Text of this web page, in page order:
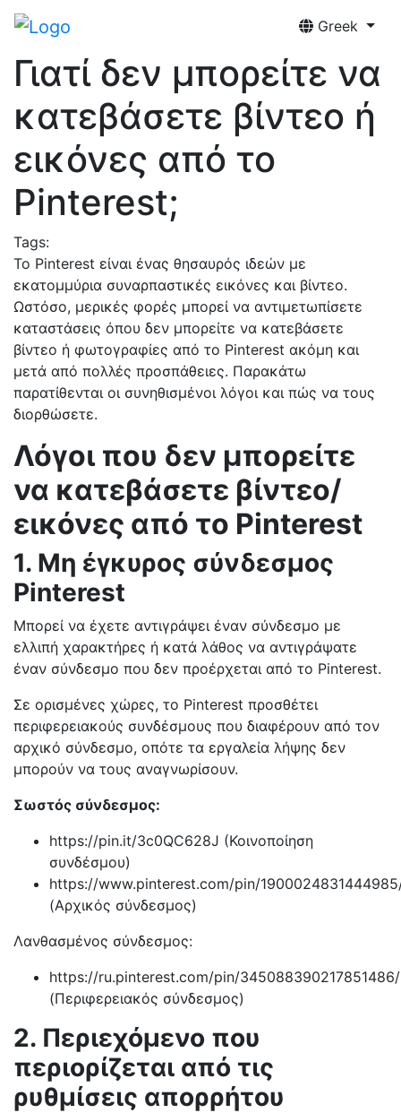
Greek
Γιατί δεν μπορείτε να
κατεβάσετε βίντεο ή
εικόνες από το
Pinterest;
Tags:
Το Pinterest είναι ένας θησαυρός ιδεών με
εκατομμύρια συναρπαστικές εικόνες και βίντεο.
Ωστόσο, μερικές φορές μπορεί να αντιμετωπίσετε
καταστάσεις όπου δεν μπορείτε να κατεβάσετε
βίντεο ή φωτογραφίες από το Pinterest ακόμη και
μετά από πολλές προσπάθειες. Παρακάτω
παρατίθενται οι συνηθισμένοι λόγοι και πώς να τους
διορθώσετε.
Λόγοι που δεν μπορείτε
να κατεβάσετε βίντεο/
εικόνες από το Pinterest
1. Μη έγκυρος σύνδεσμος
Pinterest
Μπορεί να έχετε αντιγράψει έναν σύνδεσμο με
ελλιπή χαρακτήρες ή κατά λάθος να αντιγράψατε
έναν σύνδεσμο που δεν προέρχεται από το Pinterest.
Σε ορισμένες χώρες, το Pinterest προσθέτει
περιφερειακούς συνδέσμους που διαφέρουν από τον
αρχικό σύνδεσμο, οπότε τα εργαλεία λήψης δεν
μπορούν να τους αναγνωρίσουν.
Σωστός σύνδεσμος:
https://pin.it/3c0QC628J (Κοινοποίηση
συνδέσμου)
https://www.pinterest.com/pin/
(Αρχικός σύνδεσμος)
Λανθασμένος σύνδεσμος:
https://ru.pinterest.com/pin/345088390217851486/
(Περιφερειακός σύνδεσμος)
2. Περιεχόμενο που
περιορίζεται από τις
ρυθμίσεις απορρήτου